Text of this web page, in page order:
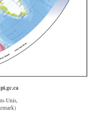
Unis,